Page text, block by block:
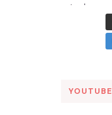
YOUTUBE